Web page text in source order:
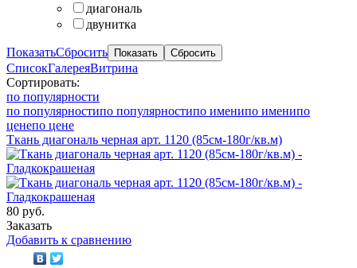
диагональ
двунитка
ПоказатьСбросить
СписокГалереяВитрина
Сортировать:
по популярности
по популярностипо популярностипо именипо именипо
ценепо цене
Ткань диагональ черная арт. 1120 (85см-180г/кв.м)
80 руб.
Заказать
Добавить к сравнению